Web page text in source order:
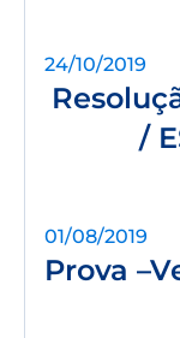
24/10/2019
/
01/08/2019
Prova